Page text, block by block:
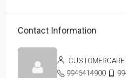
Contact Information
CUSTOMERCARE
9946414900